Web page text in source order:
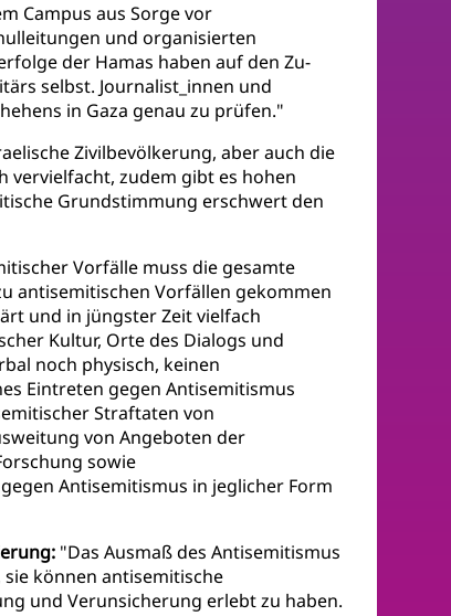
Campus aus Sorge vor
und organisierten
der Hamas haben auf den Zu-
selbst. Journalist_innen und
in Gaza genau zu prüfen."
Zivilbevölkerung, aber auch die
vervielfacht, zudem gibt es hohen
Grundstimmung erschwert den
Vorfälle muss die gesamte
antisemitischen Vorfällen gekommen
und in jüngster Zeit vielfach
Kultur, Orte des Dialogs und
noch physisch, keinen
Eintreten gegen Antisemitismus
Straftaten von
von Angeboten der
sowie
Antisemitismus in jeglicher Form
"Das Ausmaß des Antisemitismus
können antisemitische
und Verunsicherung erlebt zu haben.